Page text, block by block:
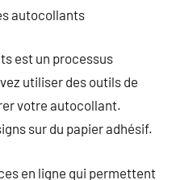
autocollants
est un processus
utiliser des outils de
votre autocollant.
sur du papier adhésif.
en ligne qui permettent